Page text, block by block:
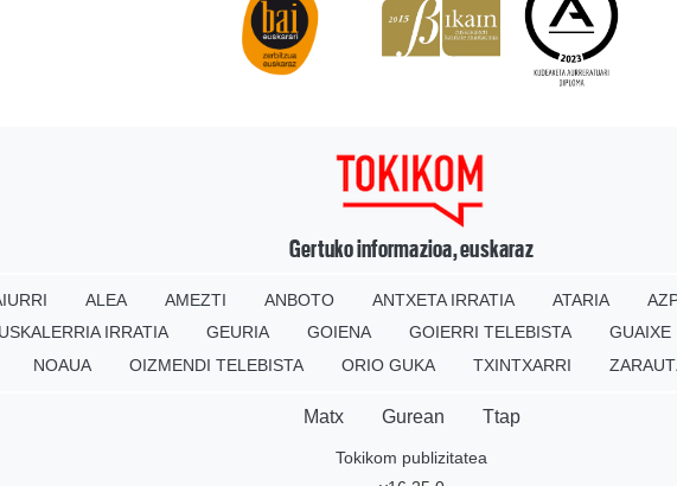
Gertuko informazioa, euskaraz
ALEA AMEZTI ANBOTO ANTXETA IRRATIA ATARIA
IRRATIA GEURIA GOIENA GOIERRI TELEBISTA
GUAIXE
NOAUA OIZMENDI TELEBISTA ORIO GUKA TXINTXARRI
Matx Gurean Ttap
Tokikom publizitatea